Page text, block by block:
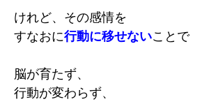
けれど、その感情を
すなおに行動に移せないことで
脳が育たず、
行動が変わらず、